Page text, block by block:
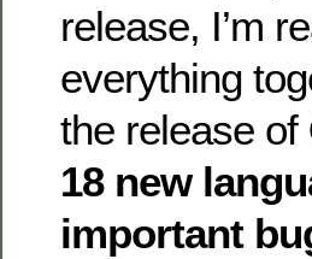
release, I’m
everything
the release of
18 new
important